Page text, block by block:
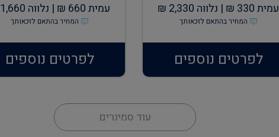
עמית330
₪ | נלווה 2,330
₪
המחיר בהתאם לזכאותך
לפרטים נוספים
עמית660
₪ | נלווה 1,660
המחיר בהתאם לזכאותך
לפרטים נוספים
עוד סמינרים